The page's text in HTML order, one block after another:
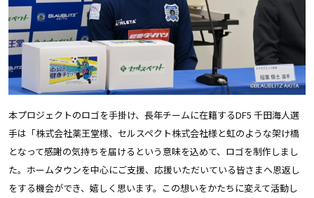
本プロジェクトのロゴを手掛け、長年チームに在籍するDF5 千田海人選
手は「株式会社薬王堂様、セルスペクト株式会社様と虹のような架け橋
となって感謝の気持ちを届けるという意味を込めて、ロゴを制作しまし
た。ホームタウンを中心にご支援、応援いただいている皆さまへ恩返し
をする機会ができ、嬉しく思います。この想いをかたちに変えて活動し